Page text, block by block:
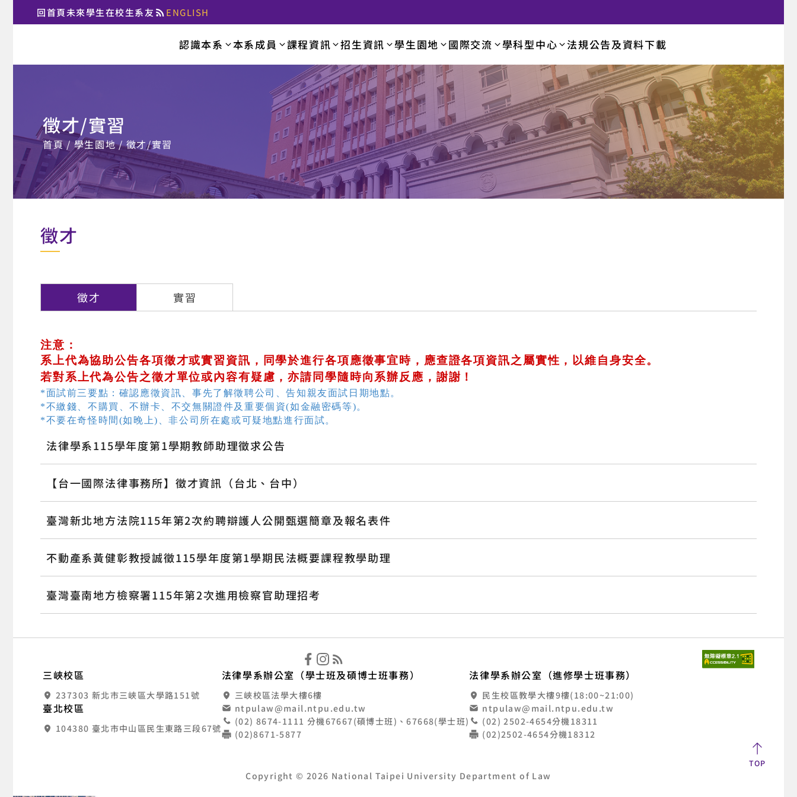
:::
回首頁未來學生在校生系友 ENGLISH
國立臺北大學法律學系
認識本系 本系成員 課程資訊 招生資訊 學生園地 國際交流 學科型中心 法規公告及資料下載
徵才/實習
:::
首頁 學生園地 徵才/實習
徵才
徵才 實習
注意：
系上代為協助公告各項徵才或實習資訊，同學於進行各項應徵事宜時，應查證各項資訊之屬實性，以維自身安全。
若對系上代為公告之徵才單位或內容有疑慮，亦請同學隨時向系辦反應，謝謝！
*面試前三要點：確認應徵資訊、事先了解徵聘公司、告知親友面試日期地點。
*不繳錢、不購買、不辦卡、不交無關證件及重要個資(如金融密碼等)。
*不要在奇怪時間(如晚上)、非公司所在處或可疑地點進行面試。
法律學系115學年度第1學期教師助理徵求公告
【台一國際法律事務所】徵才資訊（台北、台中）
臺灣新北地方法院115年第2次約聘辯護人公開甄選簡章及報名表件
不動產系黃健彰教授誠徵115學年度第1學期民法概要課程教學助理
臺灣臺南地方檢察署115年第2次進用檢察官助理招考
國立臺北大學法律學系
三峽校區
237303 新北市三峽區大學路151號
臺北校區
104380 臺北市中山區民生東路三段67號
法律學系辦公室（學士班及碩博士班事務）
三峽校區法學大樓6樓
ntpulaw@mail.ntpu.edu.tw
(02) 8674-1111 分機67667(碩博士班)、67668(學士班)
(02)8671-5877
法律學系辦公室（進修學士班事務）
民生校區教學大樓9樓(18:00~21:00)
ntpulaw@mail.ntpu.edu.tw
(02) 2502-4654分機18311
(02)2502-4654分機18312
Copyright © 2026 National Taipei University Department of Law
TOP